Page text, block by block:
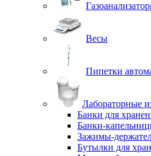
Весы
Пипетки
Лабораторные
Банки для
Банки-
Зажимы-
Бутылки для